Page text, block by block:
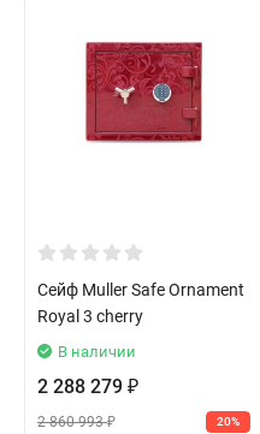
Сейф Muller Safe Ornament
Royal 3 cherry
В наличии
2 288 279 ₽
2 860 993₽ 20%